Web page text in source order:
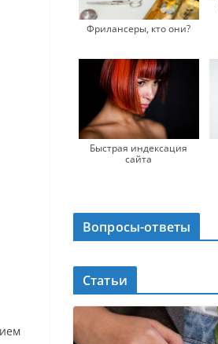
Фрилансеры, кто они?
Быстрая индексация
сайта
Вопросы-ответы
Статьи